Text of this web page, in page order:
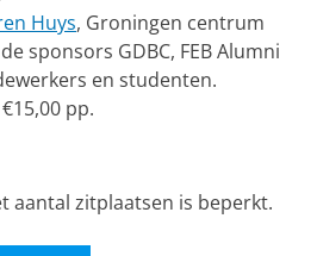
Huys, Groningen centrum
sponsors GDBC, FEB Alumni
en studenten.
pp.
aantal zitplaatsen is beperkt.